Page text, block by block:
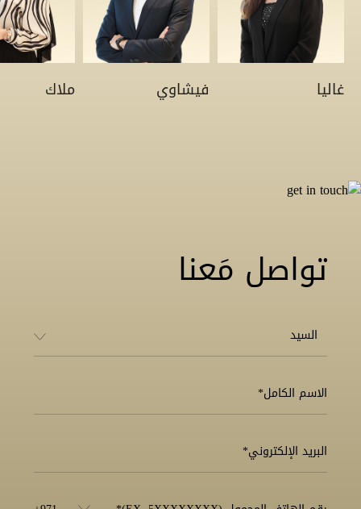
غاليا فيشاوي ملاك
تواصل مَعنا